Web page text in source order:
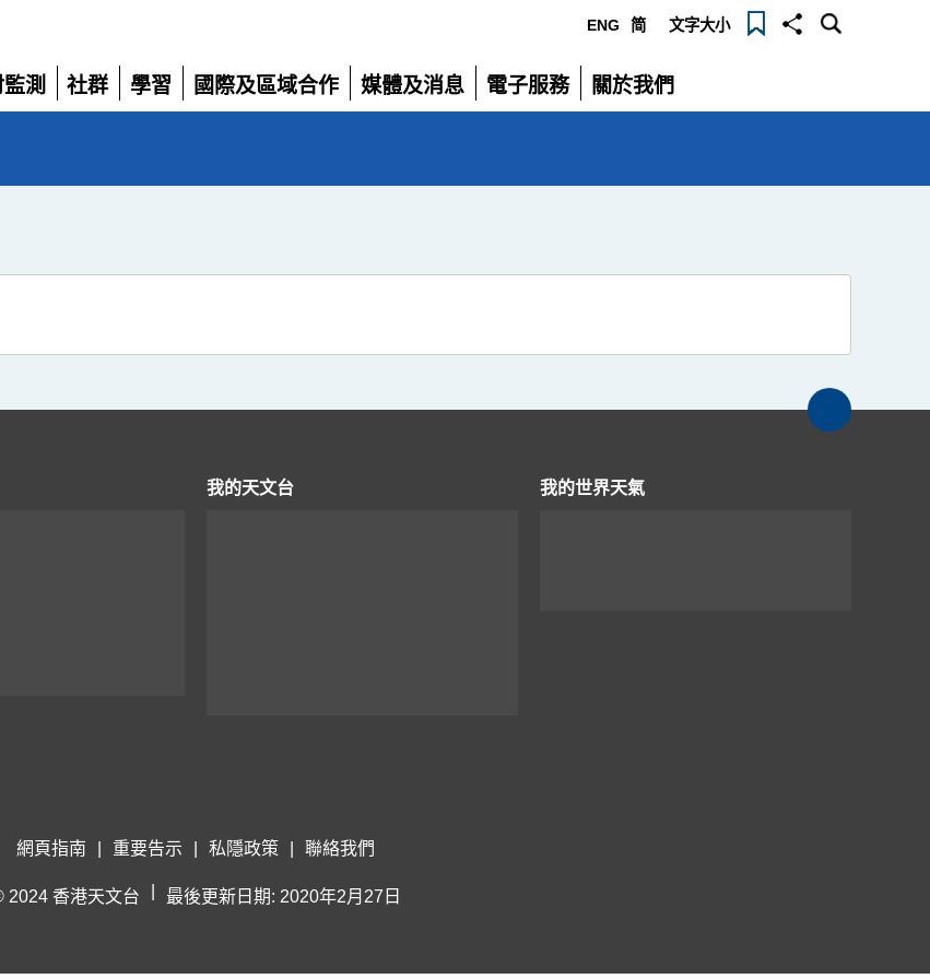
ENG 简 文字大小
測
社群
展
學習
展
國際及區域合作
展
媒體及消息
展
電子服務
展
關於我們
展
我的天文台 我的世界天氣
網頁指南 重要告示 私隱政策 聯絡我們
2024 香港天文台 最後更新日期: 2020年2月27日